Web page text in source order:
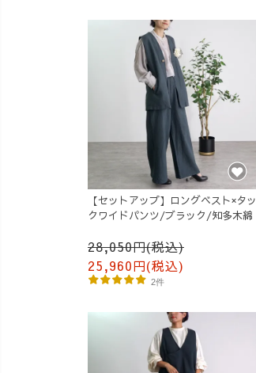
【セットアップ】ロングベスト×タッ
クワイドパンツ/ブラック/知多木綿
28,050円(税込)
25,960円(税込)
2件